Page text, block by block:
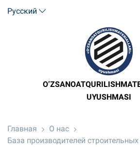
Русский
UYUSHMASI
Главная
О нас
База производителей